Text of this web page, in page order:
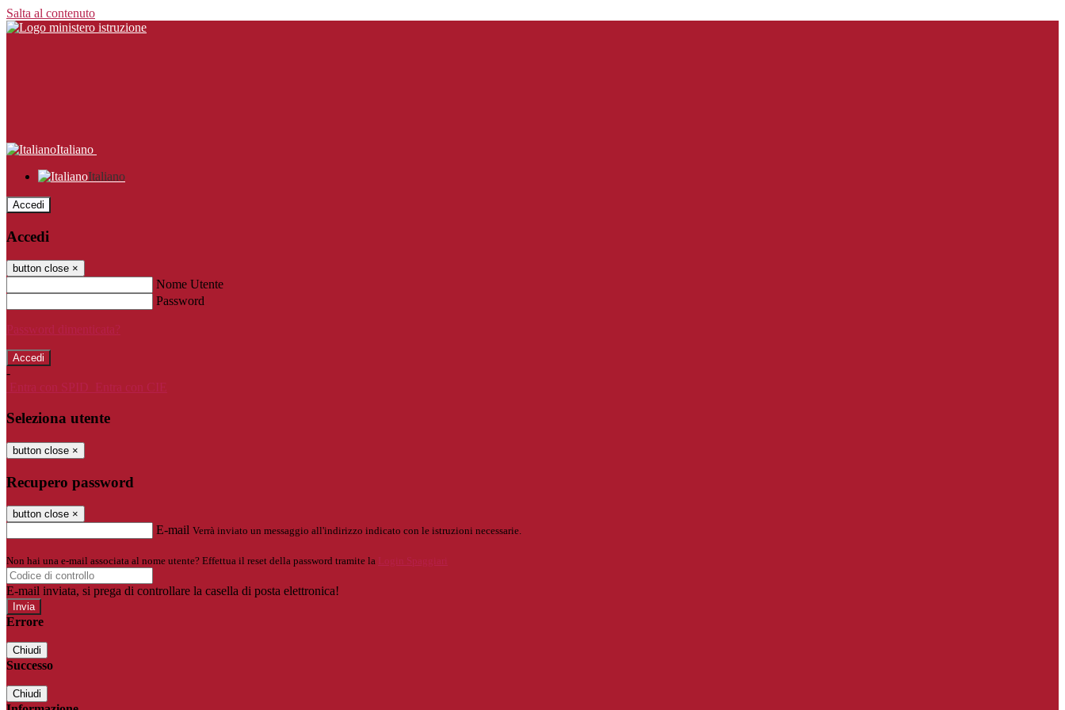
Salta al contenuto
Italiano
Italiano
Accedi
Accedi
button close ×
Nome Utente
Password
Password dimenticata?
-
Entra con SPID
Entra con CIE
Seleziona utente
button close ×
Recupero password
button close ×
E-mail Verrà inviato un messaggio all'indirizzo indicato con le istruzioni necessarie.
Non hai una e-mail associata al nome utente? Effettua il reset della password tramite la Login Spaggiari
E-mail inviata, si prega di controllare la casella di posta elettronica!
Errore
Chiudi
Successo
Chiudi